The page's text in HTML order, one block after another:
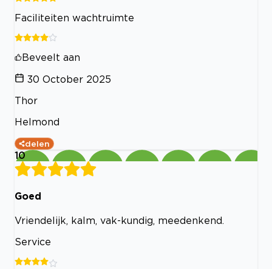
Faciliteiten wachtruimte
Beveelt aan
30 October 2025
Thor
Helmond
delen
10
Goed
Vriendelijk, kalm, vak-kundig, meedenkend.
Service